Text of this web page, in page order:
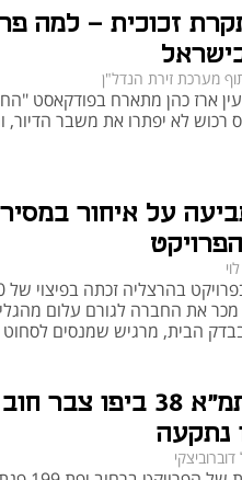
ומסחריות מעולות בפרויקטים
זכוכית - למה
מערכת זירת הנדל"ן
ארז כהן מתארח בפודקאסט
רכוש לא יפתרו את משבר
על איחור
את החברה לגורם עלום
הבית, מרגיש שמנסים לסחוט
נתקעה